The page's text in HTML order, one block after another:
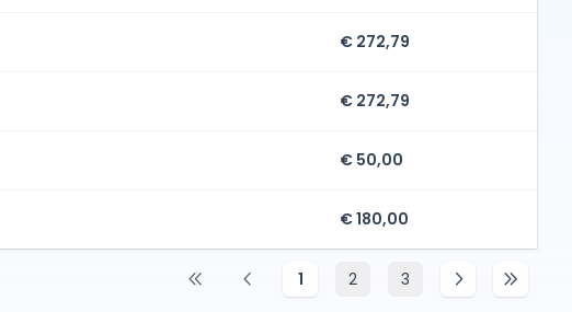
€ 272,79
€ 272,79
€ 50,00
€ 180,00
1 2
3